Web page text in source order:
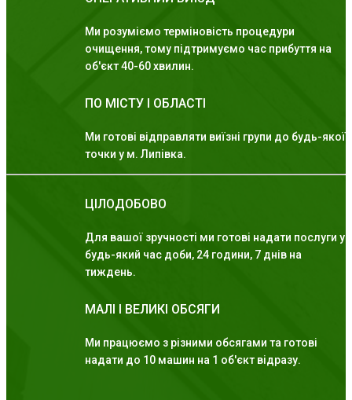
Ми розуміємо терміновість процедури
очищення, тому підтримуємо час прибуття на
об'єкт 40-60 хвилин.
ПО МІСТУ І ОБЛАСТІ
Ми готові відправляти виїзні групи до будь-якої
точки у м. Липівка.
ЦІЛОДОБОВО
Для вашої зручності ми готові надати послуги у
будь-який час доби, 24 години, 7 днів на
тиждень.
МАЛІ І ВЕЛИКІ ОБСЯГИ
Ми працюємо з різними обсягами та готові
надати до 10 машин на 1 об'єкт відразу.